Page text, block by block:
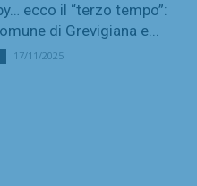
ecco il “terzo tempo”:
di Grevigiana e...
17/11/2025